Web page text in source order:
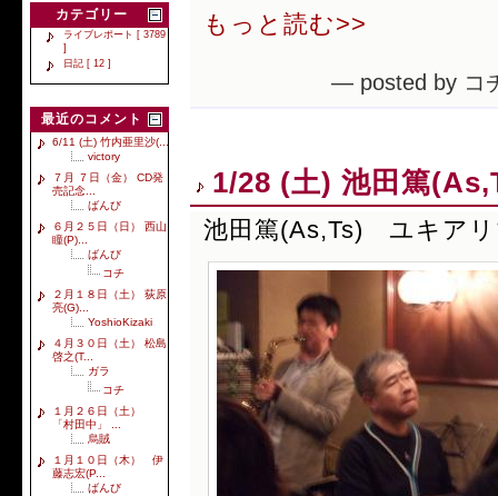
カテゴリー
ライブレポート [ 3789
]
日記 [ 12 ]
最近のコメント
6/11 (土) 竹内亜里沙(...
victory
７月 ７日（金） CD発
売記念...
ばんび
６月２５日（日） 西山
瞳(P)...
ばんび
コチ
２月１８日（土） 荻原
亮(G)...
YoshioKizaki
４月３０日（土） 松島
啓之(T...
ガラ
コチ
１月２６日（土）
「村田中」 ...
烏賊
１月１０日（木） 伊
藤志宏(P...
ばんび
もっと読む>>
— posted by コ
1/28 (土) 池田篤
池田篤(As,Ts) ユキア